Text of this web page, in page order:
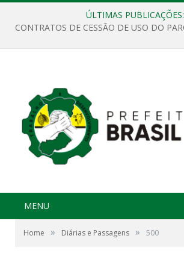
ÚLTIMAS PUBLICAÇÕES:
MENU
Home » Diárias e Passagens » 500